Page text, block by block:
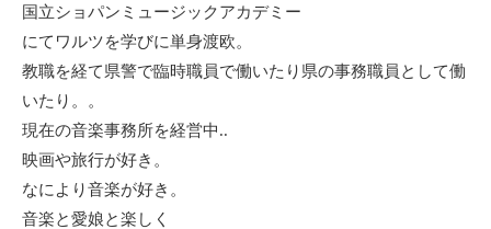
国立ショパンミュージックアカデミー
にてワルツを学びに単身渡欧。
教職を経て県警で臨時職員で働いたり県の事務職員として働
いたり。。
現在の音楽事務所を経営中..
映画や旅行が好き。
なにより音楽が好き。
音楽と愛娘と楽しく